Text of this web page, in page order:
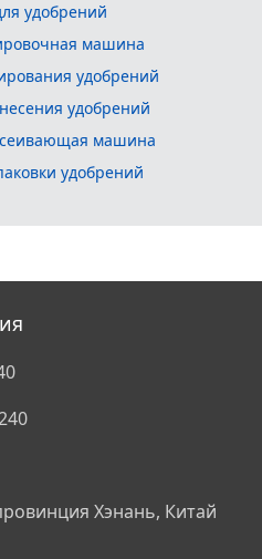
удобрений
машина
удобрений
удобрений
машина
удобрений
Хэнань, Китай